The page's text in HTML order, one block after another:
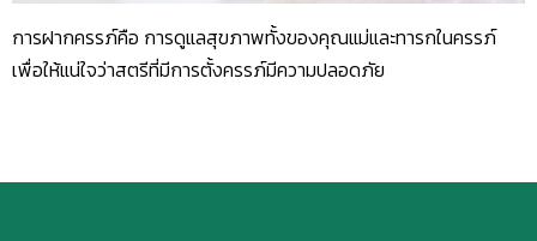
การฝากครรภ์คือ การดูแลสุขภาพทั้งของคุณแม่และทารกในครรภ์
เพื่อให้แน่ใจว่าสตรีที่มีการตั้งครรภ์มีความปลอดภัย